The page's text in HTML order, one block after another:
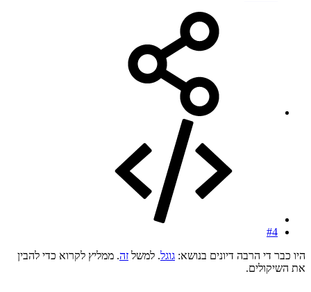
#4
היו כבר די הרבה דיונים בנושא: גוגל. למשל זה. ממליץ לקרוא כדי להבין
את השיקולים.